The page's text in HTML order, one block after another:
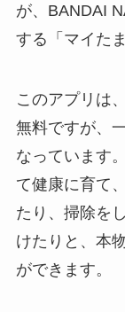
が、BANDAI
する「マイた
このアプリは
無料ですが、
なっています
て健康に育て
たり、掃除を
けたりと、本
ができます。